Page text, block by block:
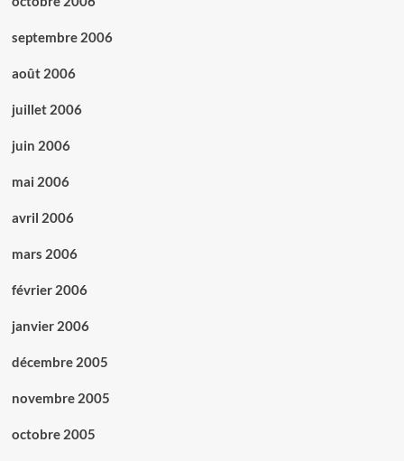
septembre 2006
août 2006
juillet 2006
juin 2006
mai 2006
avril 2006
mars 2006
février 2006
janvier 2006
décembre 2005
novembre 2005
octobre 2005